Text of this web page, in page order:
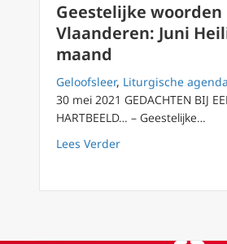
Geestelijke
Vlaanderen: Juni
maand
Geloofsleer, Liturgische agenda
30 mei 2021 GEDACHTEN BIJ
HARTBEELD… – Geestelijke…
Lees Verderabout Geestelijke